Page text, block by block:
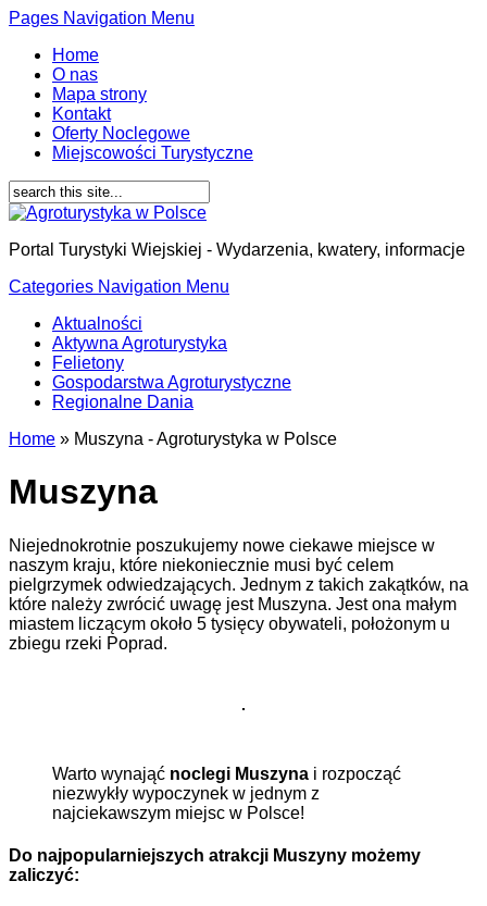
Pages Navigation Menu
Home
O nas
Mapa strony
Kontakt
Oferty Noclegowe
Miejscowości Turystyczne
Portal Turystyki Wiejskiej - Wydarzenia, kwatery, informacje
Categories Navigation Menu
Aktualności
Aktywna Agroturystyka
Felietony
Gospodarstwa Agroturystyczne
Regionalne Dania
Home » Muszyna - Agroturystyka w Polsce
Muszyna
Niejednokrotnie poszukujemy nowe ciekawe miejsce w
naszym kraju, które niekoniecznie musi być celem
pielgrzymek odwiedzających. Jednym z takich zakątków, na
które należy zwrócić uwagę jest Muszyna. Jest ona małym
miastem liczącym około 5 tysięcy obywateli, położonym u
zbiegu rzeki Poprad.
Warto wynająć noclegi Muszyna i rozpocząć
niezwykły wypoczynek w jednym z
najciekawszym miejsc w Polsce!
Do najpopularniejszych atrakcji Muszyny możemy
zaliczyć: